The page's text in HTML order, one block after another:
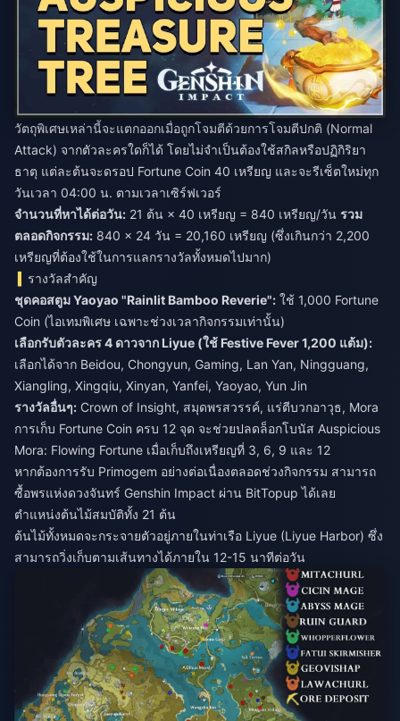
วัตถุพิเศษเหล่านี้จะแตกออกเมื่อถูกโจมตีด้วยการโจมตีปกติ (Normal
Attack) จากตัวละครใดก็ได้ โดยไม่จำเป็นต้องใช้สกิลหรือปฏิกิริยา
ธาตุ แต่ละต้นจะดรอป Fortune Coin 40 เหรียญ และจะรีเซ็ตใหม่ทุก
วันเวลา 04:00 น. ตามเวลาเซิร์ฟเวอร์
จำนวนที่หาได้ต่อวัน: 21 ต้น × 40 เหรียญ = 840 เหรียญ/วัน รวม
ตลอดกิจกรรม: 840 × 24 วัน = 20,160 เหรียญ (ซึ่งเกินกว่า 2,200
เหรียญที่ต้องใช้ในการแลกรางวัลทั้งหมดไปมาก)
รางวัลสำคัญ
ชุดคอสตูม Yaoyao "Rainlit Bamboo Reverie": ใช้ 1,000 Fortune
Coin (ไอเทมพิเศษ เฉพาะช่วงเวลากิจกรรมเท่านั้น)
เลือกรับตัวละคร 4 ดาวจาก Liyue (ใช้ Festive Fever 1,200 แต้ม):
เลือกได้จาก Beidou, Chongyun, Gaming, Lan Yan, Ningguang,
Xiangling, Xingqiu, Xinyan, Yanfei, Yaoyao, Yun Jin
รางวัลอื่นๆ: Crown of Insight, สมุดพรสวรรค์, แร่ตีบวกอาวุธ, Mora
การเก็บ Fortune Coin ครบ 12 จุด จะช่วยปลดล็อกโบนัส Auspicious
Mora: Flowing Fortune เมื่อเก็บถึงเหรียญที่ 3, 6, 9 และ 12
หากต้องการรับ Primogem อย่างต่อเนื่องตลอดช่วงกิจกรรม สามารถ
ซื้อพรแห่งดวงจันทร์ Genshin Impact ผ่าน BitTopup ได้เลย
ตำแหน่งต้นไม้สมบัติทั้ง 21 ต้น
ต้นไม้ทั้งหมดจะกระจายตัวอยู่ภายในท่าเรือ Liyue (Liyue Harbor) ซึ่ง
สามารถวิ่งเก็บตามเส้นทางได้ภายใน 12-15 นาทีต่อวัน